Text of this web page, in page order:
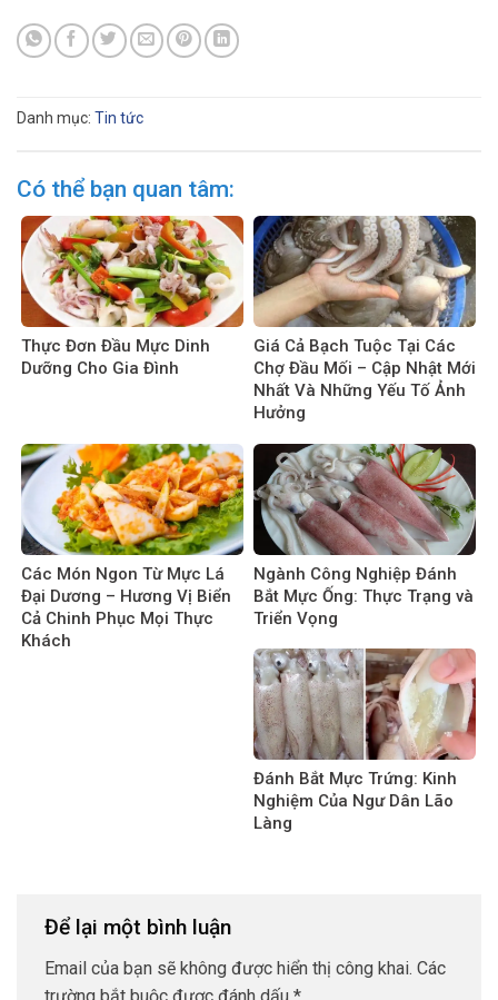
Danh mục: Tin tức
Có thể bạn quan tâm:
Thực Đơn Đầu Mực Dinh
Dưỡng Cho Gia Đình
Giá Cả Bạch Tuộc Tại Các
Chợ Đầu Mối – Cập Nhật Mới
Nhất Và Những Yếu Tố Ảnh
Hưởng
Các Món Ngon Từ Mực Lá
Đại Dương – Hương Vị Biển
Cả Chinh Phục Mọi Thực
Khách
Ngành Công Nghiệp Đánh
Bắt Mực Ống: Thực Trạng và
Triển Vọng
Đánh Bắt Mực Trứng: Kinh
Nghiệm Của Ngư Dân Lão
Làng
Để lại một bình luận
Email của bạn sẽ không được hiển thị công khai. Các